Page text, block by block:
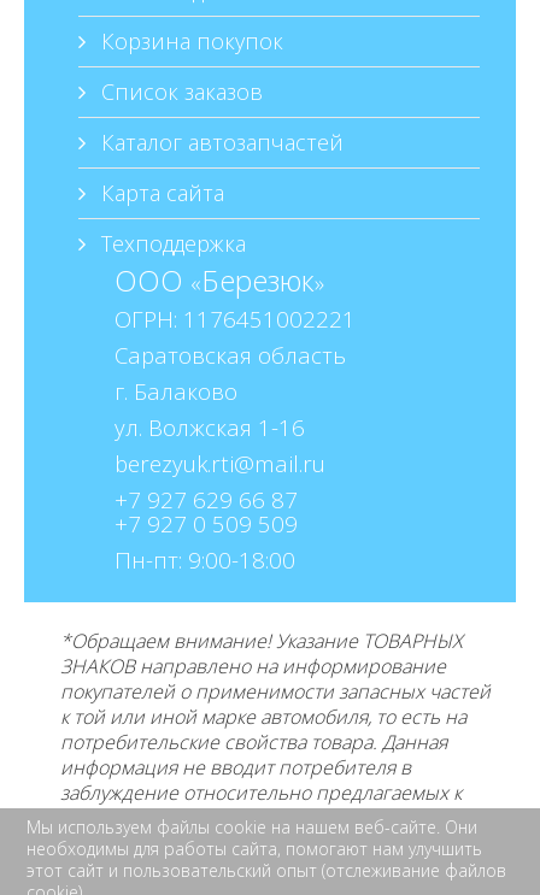
Корзина покупок
Список заказов
Каталог автозапчастей
Карта сайта
Техподдержка
ООО «Березюк»
ОГРН: 1176451002221
Саратовская область
г. Балаково
ул. Волжская 1-16
berezyuk.rti@mail.ru
+7 927 629 66 87
+7 927 0 509 509
Пн-пт: 9:00-18:00
*Обращаем внимание! Указание ТОВАРНЫХ
ЗНАКОВ направлено на информирование
покупателей о применимости запасных частей
к той или иной марке автомобиля, то есть на
потребительские свойства товара. Данная
информация не вводит потребителя в
заблуждение относительно предлагаемых к
продаже товаров и егопроизводителе, не
нарушает права правообладателей указанных
товарных знаков. Требование предоставлять
Мы используем файлы cookie на нашем веб-сайте. Они
необходимы для работы сайта, помогают нам улучшить
этот сайт и пользовательский опыт (отслеживание файлов